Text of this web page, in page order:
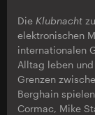
Die Klubnacht
elektronischen
internationalen
Alltag leben
Grenzen
Berghain
Cormac, Mike